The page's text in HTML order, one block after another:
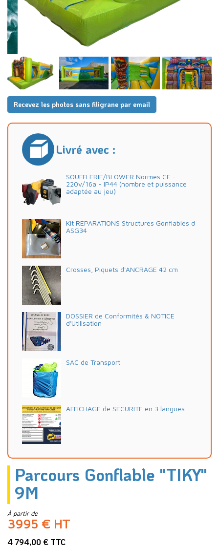
Recevez les photos sans filigrane par email
Livré avec :
SOUFFLERIE/BLOWER Normes CE -
220v/16a - IP44 (nombre et puissance
adaptée au jeu)
Kit REPARATIONS Structures Gonflables d
ASG34
Crosses, Piquets d'ANCRAGE 42 cm
DOSSIER de Conformités & NOTICE
d'Utilisation
SAC de Transport
AFFICHAGE de SECURITE en 3 langues
Parcours Gonflable "TIKY"
9M
À partir de
3995 € HT
4 794,00 € TTC